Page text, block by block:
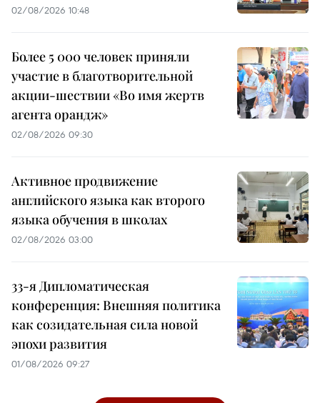
02/08/2026 10:48
Более 5 000 человек приняли
участие в благотворительной
акции-шествии «Во имя жертв
агента орандж»
02/08/2026 09:30
Активное продвижение
английского языка как второго
языка обучения в школах
02/08/2026 03:00
33-я Дипломатическая
конференция: Внешняя политика
как созидательная сила новой
эпохи развития
01/08/2026 09:27